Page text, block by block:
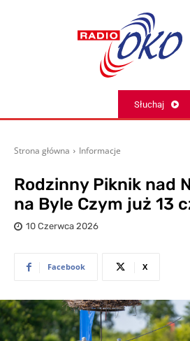
Słuchaj
Strona główna Informacje
Rodzinny Piknik nad
na Byle Czym już 13
10 Czerwca 2026
Facebook X